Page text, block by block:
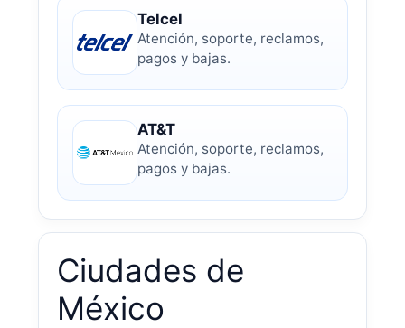
Telcel
Atención, soporte, reclamos,
pagos y bajas.
AT&T
Atención, soporte, reclamos,
pagos y bajas.
Ciudades de
México